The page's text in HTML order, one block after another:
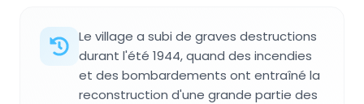
Le village a subi de graves destructions
durant l'été 1944, quand des incendies
et des bombardements ont entraîné la
reconstruction d'une grande partie des